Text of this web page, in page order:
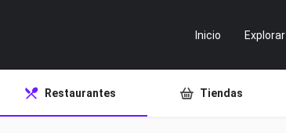
Inicio Explorar
Restaurantes Tiendas